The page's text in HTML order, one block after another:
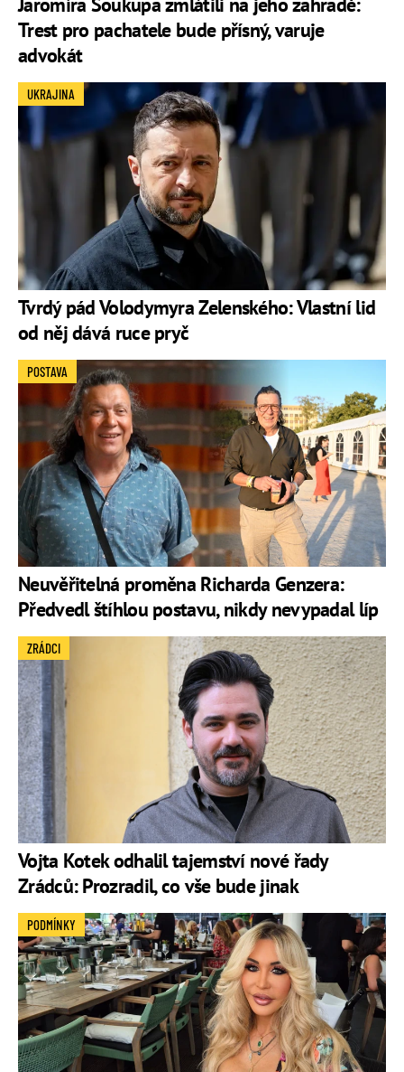
Trest pro pachatele bude přísný, varuje
advokát
Tvrdý pád Volodymyra Zelenského: Vlastní lid
od něj dává ruce pryč
UKRAJINA
Neuvěřitelná proměna Richarda Genzera:
Předvedl štíhlou postavu, nikdy nevypadal líp
POSTAVA
Vojta Kotek odhalil tajemství nové řady
Zrádců: Prozradil, co vše bude jinak
ZRÁDCI
PODMÍNKY